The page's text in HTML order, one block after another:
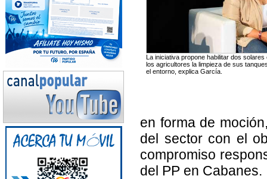
La iniciativa propone habilitar dos
los agricultores la limpieza de sus
el entorno, explica García.
en forma de
del sector con el
compromiso
del PP en Cabanes.